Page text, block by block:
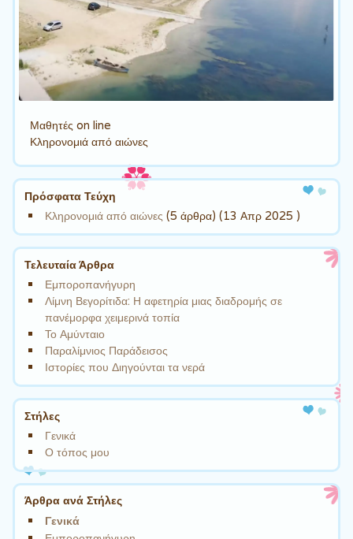
Μαθητές on line
Κληρονομιά από αιώνες
Πρόσφατα Τεύχη
Κληρονομιά από αιώνες (5 άρθρα) (13 Απρ 2025 )
Τελευταία Άρθρα
Εμποροπανήγυρη
Λίμνη Βεγορίτιδα: Η αφετηρία μιας διαδρομής σε
πανέμορφα χειμερινά τοπία
Το Αμύνταιο
Παραλίμνιος Παράδεισος
Ιστορίες που Διηγούνται τα νερά
Στήλες
Γενικά
Ο τόπος μου
Άρθρα ανά Στήλες
Γενικά